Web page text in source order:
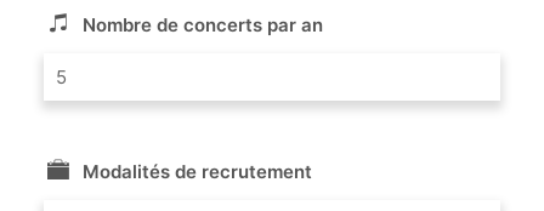
Nombre de concerts par an
5
Modalités de recrutement